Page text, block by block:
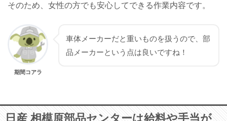
そのため、女性の方でも安心してできる作業内容です。
期間コアラ
車体メーカーだと重いものを扱うので、部
品メーカーという点は良いですね！
日産 相模原部品センターは給料や手当が